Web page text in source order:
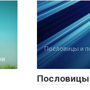
Пословицы и